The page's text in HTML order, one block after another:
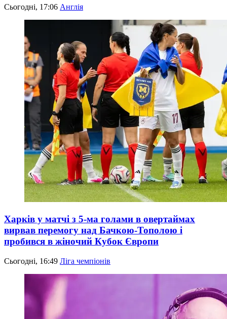
Сьогодні, 17:06 Англія
Харків у матчі з 5-ма голами в овертаймах
вирвав перемогу над Бачкою-Тополою і
пробився в жіночий Кубок Європи
Сьогодні, 16:49 Ліга чемпіонів